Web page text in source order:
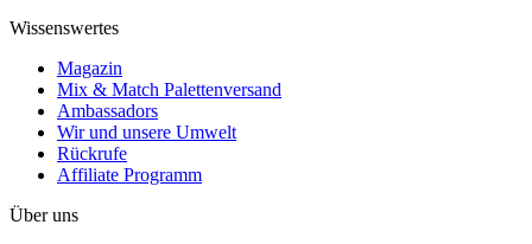
Wissenswertes
Magazin
Mix & Match Palettenversand
Ambassadors
Wir und unsere Umwelt
Rückrufe
Affiliate Programm
Über uns